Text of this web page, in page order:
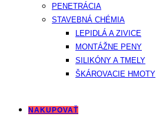
PENETRÁCIA
STAVEBNÁ CHÉMIA
LEPIDLÁ A ZIVICE
MONTÁŽNE PENY
SILIKÓNY A TMELY
ŠKÁROVACIE HMOTY
NAKUPOVAŤ